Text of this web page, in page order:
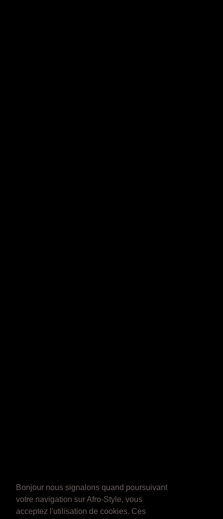
Bonjour nous signalons quand poursuivant
votre navigation sur Afro-Style, vous
acceptez l'utilisation de cookies. Ces